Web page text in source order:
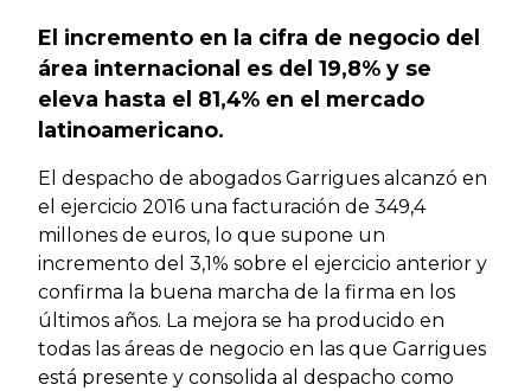
El incremento en la cifra de negocio del
área internacional es del 19,8% y se
eleva hasta el 81,4% en el mercado
latinoamericano.
El despacho de abogados Garrigues alcanzó en
el ejercicio 2016 una facturación de 349,4
millones de euros, lo que supone un
incremento del 3,1% sobre el ejercicio anterior y
confirma la buena marcha de la firma en los
últimos años. La mejora se ha producido en
todas las áreas de negocio en las que Garrigues
está presente y consolida al despacho como